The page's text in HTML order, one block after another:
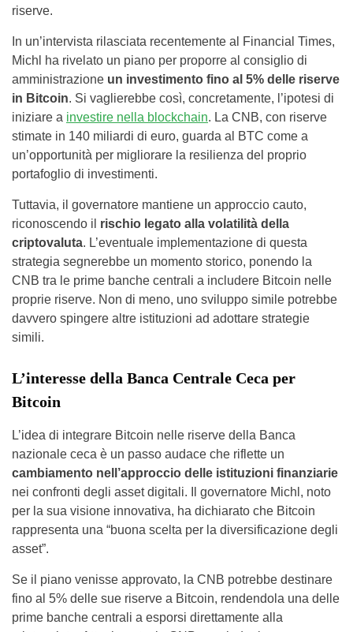
riserve.
In un’intervista rilasciata recentemente al Financial Times,
Michl ha rivelato un piano per proporre al consiglio di
amministrazione un investimento fino al 5% delle riserve
in Bitcoin. Si vaglierebbe così, concretamente, l’ipotesi di
iniziare a investire nella blockchain. La CNB, con riserve
stimate in 140 miliardi di euro, guarda al BTC come a
un’opportunità per migliorare la resilienza del proprio
portafoglio di investimenti.
Tuttavia, il governatore mantiene un approccio cauto,
riconoscendo il rischio legato alla volatilità della
criptovaluta. L’eventuale implementazione di questa
strategia segnerebbe un momento storico, ponendo la
CNB tra le prime banche centrali a includere Bitcoin nelle
proprie riserve. Non di meno, uno sviluppo simile potrebbe
davvero spingere altre istituzioni ad adottare strategie
simili.
L’interesse della Banca Centrale Ceca per
Bitcoin
L’idea di integrare Bitcoin nelle riserve della Banca
nazionale ceca è un passo audace che riflette un
cambiamento nell’approccio delle istituzioni finanziarie
nei confronti degli asset digitali. Il governatore Michl, noto
per la sua visione innovativa, ha dichiarato che Bitcoin
rappresenta una “buona scelta per la diversificazione degli
asset”.
Se il piano venisse approvato, la CNB potrebbe destinare
fino al 5% delle sue riserve a Bitcoin, rendendola una delle
prime banche centrali a esporsi direttamente alla